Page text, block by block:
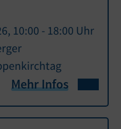
10:00 - 18:00 Uhr
Mehr Infos